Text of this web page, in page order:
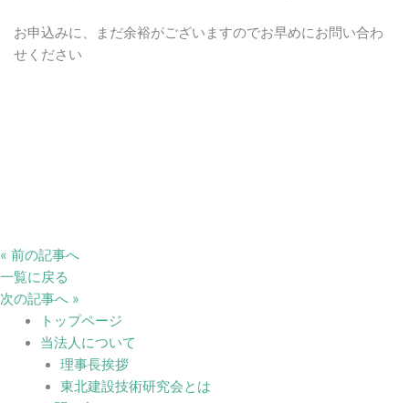
お申込みに、まだ余裕がございますのでお早めにお問い合わ
せください
« 前の記事へ
一覧に戻る
次の記事へ »
トップページ
当法人について
理事長挨拶
東北建設技術研究会とは